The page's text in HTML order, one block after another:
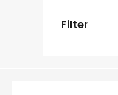
Filter